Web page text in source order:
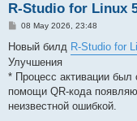
R-Studio for Linux
P
s
08 May 2026, 23:48
Новый билд R-Studio for
Улучшения
* Процесс активации
помощи QR-кода
неизвестной ошибкой.